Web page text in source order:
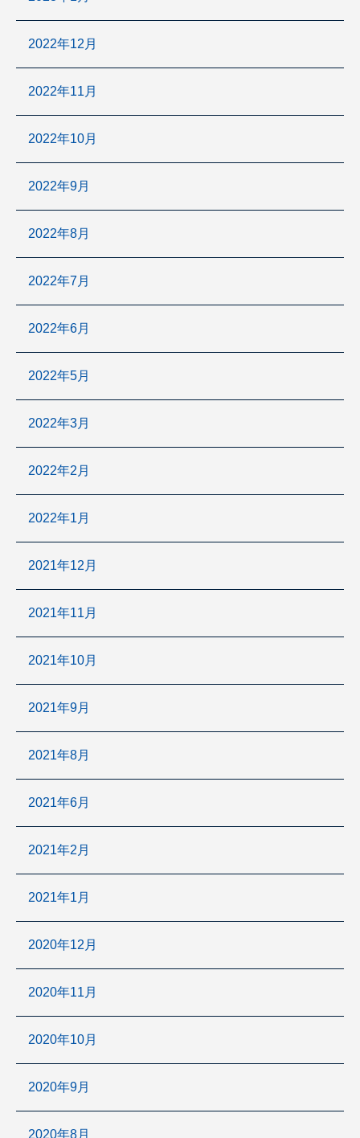
2022年12月
2022年11月
2022年10月
2022年9月
2022年8月
2022年7月
2022年6月
2022年5月
2022年3月
2022年2月
2022年1月
2021年12月
2021年11月
2021年10月
2021年9月
2021年8月
2021年6月
2021年2月
2021年1月
2020年12月
2020年11月
2020年10月
2020年9月
2020年8月